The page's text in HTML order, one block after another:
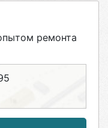
ремонта